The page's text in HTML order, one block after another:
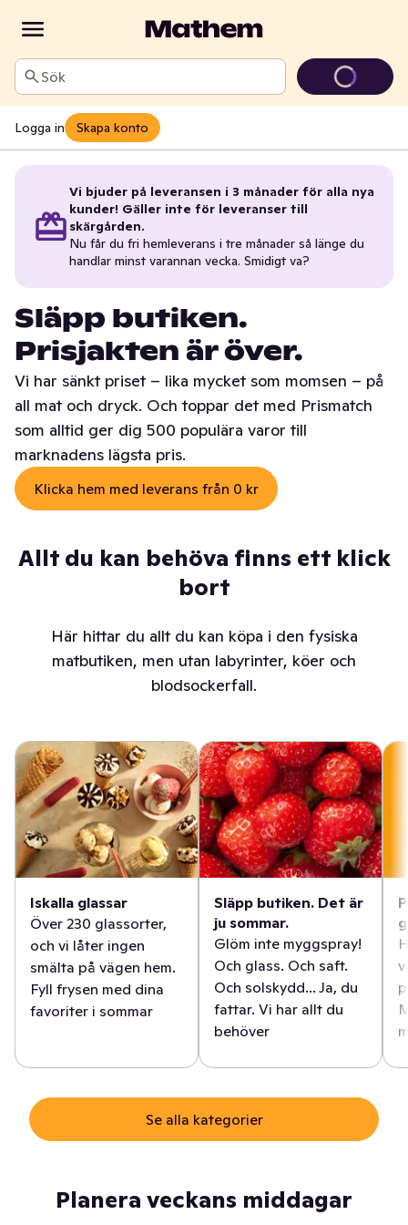
Sök
Logga in Skapa konto
Vi bjuder på leveransen i 3 månader för alla nya
kunder! Gäller inte för leveranser till
skärgården.
Nu får du fri hemleverans i tre månader så länge du
handlar minst varannan vecka. Smidigt va?
Släpp butiken.
Prisjakten är över.
Vi har sänkt priset – lika mycket som momsen – på
all mat och dryck. Och toppar det med Prismatch
som alltid ger dig 500 populära varor till
marknadens lägsta pris.
Klicka hem med leverans från 0 kr
Allt du kan behöva finns ett klick
bort
Här hittar du allt du kan köpa i den fysiska
matbutiken, men utan labyrinter, köer och
blodsockerfall.
Iskalla glassar
Över 230 glassorter,
och vi låter ingen
smälta på vägen hem.
Fyll frysen med dina
favoriter i sommar
Släpp butiken. Det är
ju sommar.
Glöm inte myggspray!
Och glass. Och saft.
Och solskydd... Ja, du
fattar. Vi har allt du
behöver
Se alla kategorier
Planera veckans middagar